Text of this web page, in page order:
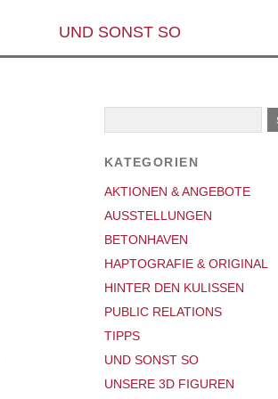
UND SONST SO
KATEGORIEN
AKTIONEN & ANGEBOTE
AUSSTELLUNGEN
BETONHAVEN
HAPTOGRAFIE & ORIGINAL
HINTER DEN KULISSEN
PUBLIC RELATIONS
TIPPS
UND SONST SO
UNSERE 3D FIGUREN